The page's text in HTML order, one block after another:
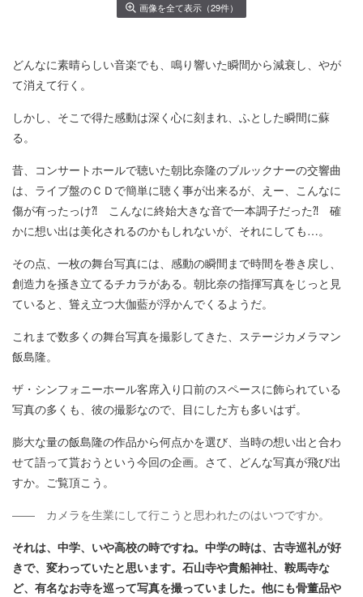
画像を全て表示（29件）
どんなに素晴らしい音楽でも、鳴り響いた瞬間から減衰し、やが
て消えて行く。
しかし、そこで得た感動は深く心に刻まれ、ふとした瞬間に蘇
る。
昔、コンサートホールで聴いた朝比奈隆のブルックナーの交響曲
は、ライブ盤のＣＤで簡単に聴く事が出来るが、えー、こんなに
傷が有ったっけ⁈ こんなに終始大きな音で一本調子だった⁈ 確
かに想い出は美化されるのかもしれないが、それにしても…。
その点、一枚の舞台写真には、感動の瞬間まで時間を巻き戻し、
創造力を掻き立てるチカラがある。朝比奈の指揮写真をじっと見
ていると、聳え立つ大伽藍が浮かんでくるようだ。
これまで数多くの舞台写真を撮影してきた、ステージカメラマン
飯島隆。
ザ・シンフォニーホール客席入り口前のスペースに飾られている
写真の多くも、彼の撮影なので、目にした方も多いはず。
膨大な量の飯島隆の作品から何点かを選び、当時の想い出と合わ
せて語って貰おうという今回の企画。さて、どんな写真が飛び出
すか。ご覧頂こう。
―― カメラを生業にして行こうと思われたのはいつですか。
それは、中学、いや高校の時ですね。中学の時は、古寺巡礼が好
きで、変わっていたと思います。石山寺や貴船神社、鞍馬寺な
ど、有名なお寺を巡って写真を撮っていました。他にも骨董品や